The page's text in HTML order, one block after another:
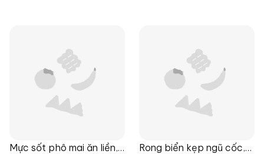
Mực sốt phô mai ăn liền,
Rong biển kẹp ngũ cốc,